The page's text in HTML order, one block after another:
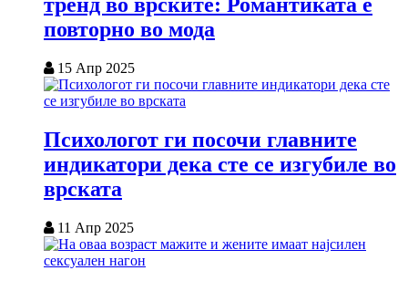
повторно во мода
15 Апр 2025
Психологот ги посочи главните
индикатори дека сте се изгубиле во
врската
11 Апр 2025